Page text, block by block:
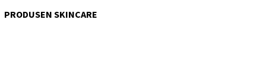
PRODUSEN SKINCARE